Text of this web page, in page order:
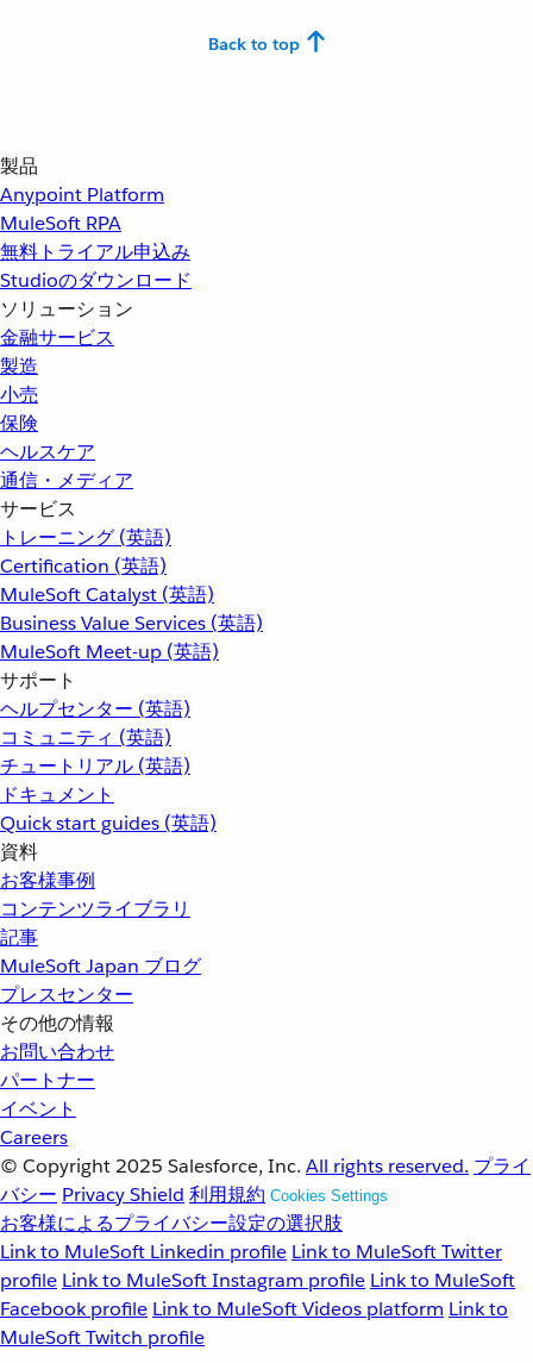
Back to top
製品
Anypoint Platform
MuleSoft RPA
無料トライアル申込み
Studioのダウンロード
ソリューション
金融サービス
製造
小売
保険
ヘルスケア
通信・メディア
サービス
トレーニング (英語)
Certification (英語)
MuleSoft Catalyst (英語)
Business Value Services (英語)
MuleSoft Meet-up (英語)
サポート
ヘルプセンター (英語)
コミュニティ (英語)
チュートリアル (英語)
ドキュメント
Quick start guides (英語)
資料
お客様事例
コンテンツライブラリ
記事
MuleSoft Japan ブログ
プレスセンター
その他の情報
お問い合わせ
パートナー
イベント
Careers
© Copyright 2025 Salesforce, Inc. All rights reserved. プライ
バシー Privacy Shield 利用規約 Cookies Settings
お客様によるプライバシー設定の選択肢
Link to MuleSoft Linkedin profile Link to MuleSoft Twitter
profile Link to MuleSoft Instagram profile Link to MuleSoft
Facebook profile Link to MuleSoft Videos platform Link to
MuleSoft Twitch profile